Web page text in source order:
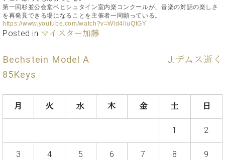
ベ
ヒ
シ
ュ
イ
レ
ピ
ア
製
造
ヒ
シ
ュ
ン
を
く
前
に
ベ
報)
キ
ン
ペ
コ
サ
扱
店
舗・
サ
ン・
ら
本
格
的
学
ぶ
ベヒ
第一回杉並公会堂ベヒシュタイン室内楽コンクールが、音楽の対話の楽しさ
を再発見できる場になることを主催者一同願っている。
https://www.youtube.com/watch?v=Wld4liuQtGY
Posted in マイスター加藤
Bechstein Model A
85Keys
J.デムス逝く
月 火 水 木 金 土 日
1 2
3 4 5 6 7 8 9